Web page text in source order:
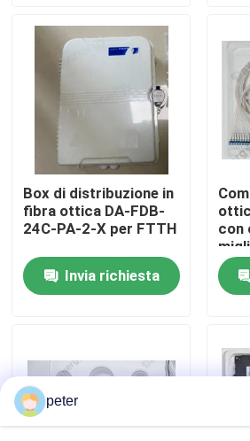
Video
Giro della fabbrica
Controllo di qualità
Contattici
Casi
Richieda una citazione
Box di distribuzione in
fibra ottica DA-FDB-
24C-PA-2-X per FTTH
Invia richiesta
con
peter